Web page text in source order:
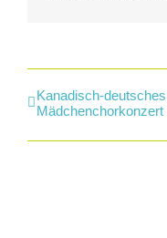
Kanadisch-deutsches
Mädchenchorkonzert